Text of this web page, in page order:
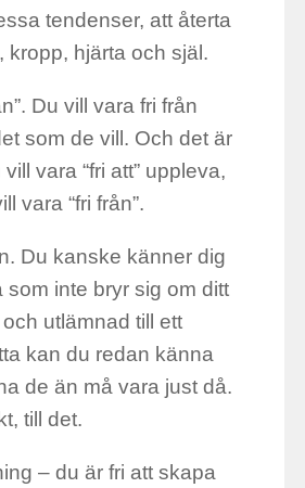
tendenser, att återta
kropp, hjärta och själ.
Du vill vara fri från
som de vill. Och det är
vara “fri att” uppleva,
vara “fri från”.
Du kanske känner dig
inte bryr sig om ditt
utlämnad till ett
kan du redan känna
de än må vara just då.
till det.
– du är fri att skapa